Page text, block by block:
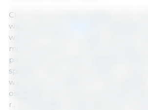
Choć nieco poniżej zeszłego roku,
wieprzowiny do
wyniósł 17 079 ton, a jego wartość
miliona dolarów. To spowodowało,
pierwszym kwartale osiągnął 46 595
spadek o 9% w porównaniu z rokiem
wyceniony na 135,8 mln USD (spadek
osiągnęła rekordową produkcję
r., zmniejszając swoją zależność od